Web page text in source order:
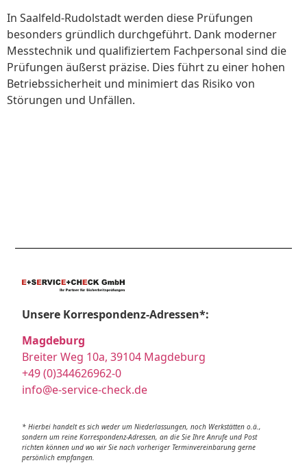
In Saalfeld-Rudolstadt werden diese Prüfungen
besonders gründlich durchgeführt. Dank moderner
Messtechnik und qualifiziertem Fachpersonal sind die
Prüfungen äußerst präzise. Dies führt zu einer hohen
Betriebssicherheit und minimiert das Risiko von
Störungen und Unfällen.
Unsere Korrespondenz-Adressen*:
Magdeburg
Breiter Weg 10a, 39104 Magdeburg
+49 (0)344626962-0
info@e-service-check.de
* Hierbei handelt es sich weder um Niederlassungen, noch Werkstätten o.ä.,
sondern um reine Korrespondenz-Adressen, an die Sie Ihre Anrufe und Post
richten können und wo wir Sie nach vorheriger Terminvereinbarung gerne
persönlich empfangen.